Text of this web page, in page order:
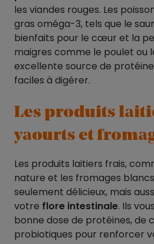
les viandes rouges. Les
gras oméga-3, tels que le
bienfaits pour le cœur et la
maigres comme le poulet ou
excellente source de
faciles à digérer.
Les produits
yaourts et
Les produits laitiers frais,
nature et les fromages
seulement délicieux, mais
votre flore intestinale. Ils
bonne dose de protéines, de
probiotiques pour renforcer